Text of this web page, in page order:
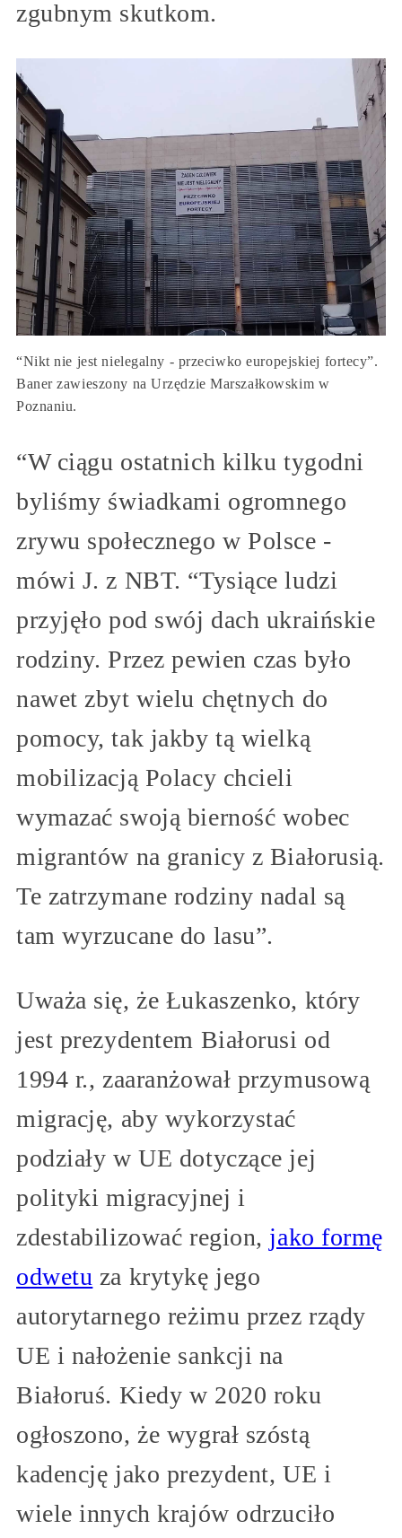
zgubnym skutkom.
“Nikt nie jest nielegalny - przeciwko europejskiej fortecy”.
Baner zawieszony na Urzędzie Marszałkowskim w
Poznaniu.
“W ciągu ostatnich kilku tygodni
byliśmy świadkami ogromnego
zrywu społecznego w Polsce -
mówi J. z NBT. “Tysiące ludzi
przyjęło pod swój dach ukraińskie
rodziny. Przez pewien czas było
nawet zbyt wielu chętnych do
pomocy, tak jakby tą wielką
mobilizacją Polacy chcieli
wymazać swoją bierność wobec
migrantów na granicy z Białorusią.
Te zatrzymane rodziny nadal są
tam wyrzucane do lasu”.
Uważa się, że Łukaszenko, który
jest prezydentem Białorusi od
1994 r., zaaranżował przymusową
migrację, aby wykorzystać
podziały w UE dotyczące jej
polityki migracyjnej i
zdestabilizować region, jako formę
odwetu za krytykę jego
autorytarnego reżimu przez rządy
UE i nałożenie sankcji na
Białoruś. Kiedy w 2020 roku
ogłoszono, że wygrał szóstą
kadencję jako prezydent, UE i
wiele innych krajów odrzuciło